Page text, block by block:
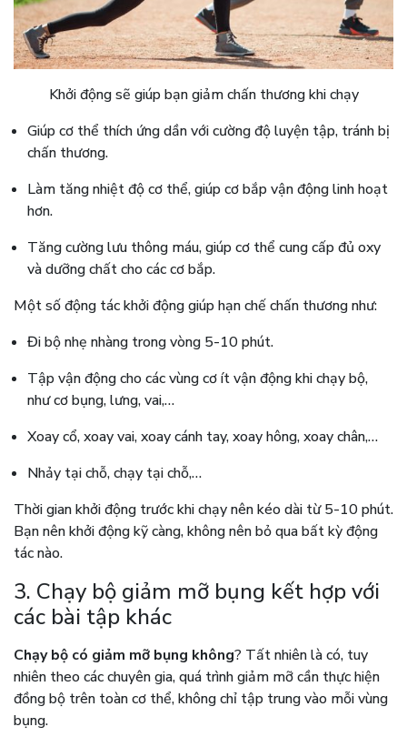
Khởi động sẽ giúp bạn giảm chấn thương khi chạy
Giúp cơ thể thích ứng dần với cường độ luyện tập, tránh bị
chấn thương.
Làm tăng nhiệt độ cơ thể, giúp cơ bắp vận động linh hoạt
hơn.
Tăng cường lưu thông máu, giúp cơ thể cung cấp đủ oxy
và dưỡng chất cho các cơ bắp.
Một số động tác khởi động giúp hạn chế chấn thương như:
Đi bộ nhẹ nhàng trong vòng 5-10 phút.
Tập vận động cho các vùng cơ ít vận động khi chạy bộ,
như cơ bụng, lưng, vai,…
Xoay cổ, xoay vai, xoay cánh tay, xoay hông, xoay chân,…
Nhảy tại chỗ, chạy tại chỗ,…
Thời gian khởi động trước khi chạy nên kéo dài từ 5-10 phút.
Bạn nên khởi động kỹ càng, không nên bỏ qua bất kỳ động
tác nào.
3. Chạy bộ giảm mỡ bụng kết hợp với
các bài tập khác
Chạy bộ có giảm mỡ bụng không? Tất nhiên là có, tuy
nhiên theo các chuyên gia, quá trình giảm mỡ cần thực hiện
đồng bộ trên toàn cơ thể, không chỉ tập trung vào mỗi vùng
bụng.